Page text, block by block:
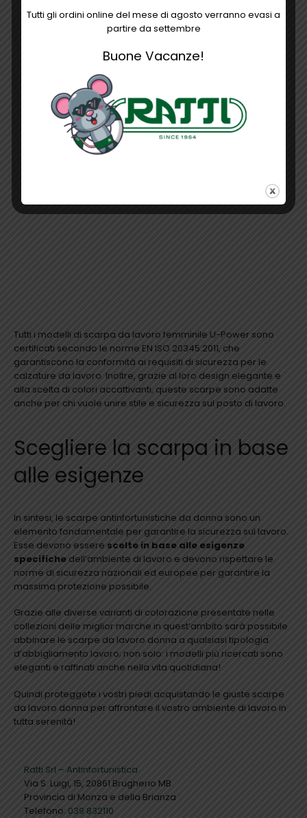
Tutti i modelli di scarpa da lavoro femminile U-Power sono
certificati secondo le norme EN ISO 20345:2011, che
garantiscono la conformità ai requisiti di sicurezza per le
calzature da lavoro. Inoltre, grazie al loro design elegante e
alla scelta di colori accattivanti, queste scarpe sono adatte
anche per chi vuole unire stile e sicurezza sul posto di lavoro.
Scegliere la scarpa in base
alle esigenze
In sintesi, le scarpe antinfortunistiche da donna sono un
elemento fondamentale per garantire la sicurezza sul lavoro.
Esse devono essere scelte in base alle esigenze
specifiche dell’ambiente di lavoro e devono rispettare le
norme di sicurezza nazionali ed europee per garantire la
massima protezione possibile.
Grazie alle diverse varianti di colorazione presentate nelle
collezioni delle miglior marche in quest’ambito sarà possibile
abbinare le scarpe da lavoro donna a qualsiasi tipologia
d’abbigliamento lavoro; non solo: i modelli più ricercati sono
eleganti e raffinati anche nella vita quotidiana!
Quindi proteggete i vostri piedi acquistando le giuste scarpe
da lavoro donna per affrontare il vostro ambiente di lavoro in
tutta serenità!
Ratti Srl – Antinfortunistica
Via S. Luigi, 15, 20861 Brugherio MB
Provincia di Monza e della Brianza
Telefono: 039 832110
Tutti gli ordini online del mese di agosto verranno evasi a
partire da settembre
Buone Vacanze!